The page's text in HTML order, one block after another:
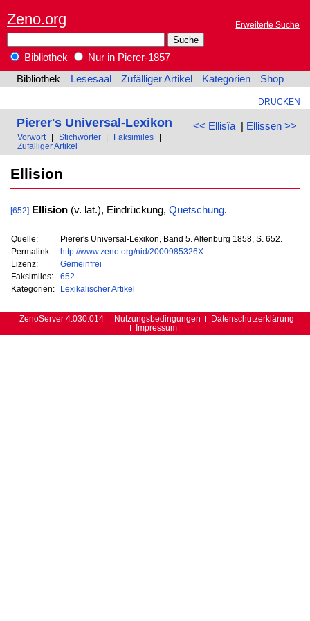
Zeno.org Erweiterte Suche
Bibliothek
Nur in Pierer-1857
Bibliothek
Lesesaal Zufälliger Artikel Kategorien Shop
DRUCKEN
<< Ellisĭa| Ellissen >>
Pierer's Universal-Lexikon
Vorwort Stichwörter Faksimiles
Zufälliger Artikel
Ellision
[652] Ellision(v. lat.), Eindrückung, Quetschung.
Quelle:
Pierer's Universal-Lexikon, Band 5. Altenburg 1858, S. 652.
Permalink:
http://www.zeno.org/nid/2000985326X
Lizenz:
Gemeinfrei
Faksimiles:
652
Kategorien:
Lexikalischer Artikel
ZenoServer 4.030.014 Nutzungsbedingungen
Datenschutzerklärung
Impressum